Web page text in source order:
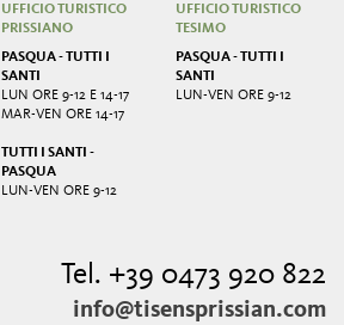
UFFICIO TURISTICO
PRISSIANO
PASQUA - TUTTI I
SANTI
LUN ORE 9-12 E 14-17
MAR-VEN ORE 14-17
TUTTI I SANTI -
PASQUA
LUN-VEN ORE 9-12
UFFICIO TURISTICO
TESIMO
PASQUA - TUTTI I
SANTI
LUN-VEN ORE 9-12
Tel. +39 0473 920 822
info@tisensprissian.com